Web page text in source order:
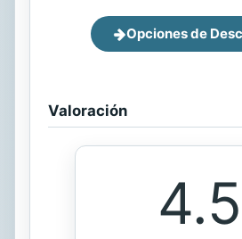
Opciones de
Valoración
4.5